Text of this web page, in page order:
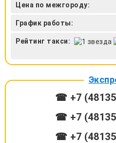
Цена по межгороду:
График работы:
Рейтинг такси:
☎ +7
☎ +7
☎ +7